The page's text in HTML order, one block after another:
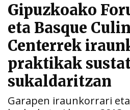
Gipuzkoako
eta Basque
Centerrek
praktikak
sukaldaritzan
Garapen iraunkorrari